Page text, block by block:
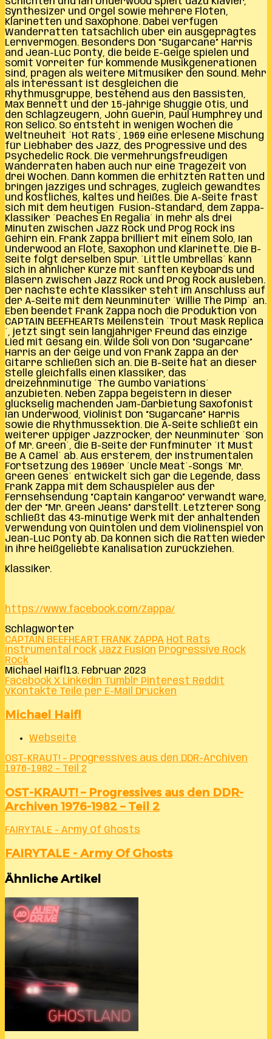
Synthesizer und Orgel sowie mehrere Flöten,
Klarinetten und Saxophone. Dabei verfügen
Wanderratten tatsächlich über ein ausgeprägtes
Lernvermögen. Besonders Don “Sugarcane” Harris
and Jean-Luc Ponty, die beide E-Geige spielen und
somit Vorreiter für kommende Musikgenerationen
sind, prägen als weitere Mitmusiker den Sound. Mehr
als interessant ist desgleichen die
Rhythmusgruppe, bestehend aus den Bassisten,
Max Bennett und der 15-jährige Shuggie Otis, und
den Schlagzeugern, John Guerin, Paul Humphrey und
Ron Selico. So entsteht in wenigen Wochen die
Weltneuheit ´Hot Rats´, 1969 eine erlesene Mischung
für Liebhaber des Jazz, des Progressive und des
Psychedelic Rock. Die vermehrungsfreudigen
Wanderraten haben auch nur eine Tragezeit von
drei Wochen. Dann kommen die erhitzten Ratten und
bringen jazziges und schräges, zugleich gewandtes
und köstliches, kaltes und heißes. Die A-Seite fräst
sich mit dem heutigen Fusion-Standard, dem Zappa-
Klassiker ´Peaches En Regalia´ in mehr als drei
Minuten zwischen Jazz Rock und Prog Rock ins
Gehirn ein. Frank Zappa brilliert mit einem Solo, Ian
Underwood an Flöte, Saxophon und Klarinette. Die B-
Seite folgt derselben Spur. ´Little Umbrellas´ kann
sich in ähnlicher Kürze mit sanften Keyboards und
Bläsern zwischen Jazz Rock und Prog Rock ausleben.
Der nächste echte Klassiker steht im Anschluss auf
der A-Seite mit dem Neunminüter ´Willie The Pimp´ an.
Eben beendet Frank Zappa noch die Produktion von
CAPTAIN BEEFHEARTs Meilenstein ´Trout Mask Replica
´, jetzt singt sein langjähriger Freund das einzige
Lied mit Gesang ein. Wilde Soli von Don “Sugarcane”
Harris an der Geige und von Frank Zappa an der
Gitarre schließen sich an. Die B-Seite hat an dieser
Stelle gleichfalls einen Klassiker, das
dreizehnminütige ´The Gumbo Variations´
anzubieten. Neben Zappa begeistern in dieser
glückselig machenden Jam-Darbietung Saxofonist
Ian Underwood, Violinist Don “Sugarcane” Harris
sowie die Rhythmussektion. Die A-Seite schließt ein
weiterer üppiger Jazzrocker, der Neunminüter ´Son
Of Mr. Green´, die B-Seite der Fünfminüter ´It Must
Be A Camel´ ab. Aus ersterem, der instrumentalen
Fortsetzung des 1969er ´Uncle Meat´-Songs ´Mr.
Green Genes´ entwickelt sich gar die Legende, dass
Frank Zappa mit dem Schauspieler aus der
Fernsehsendung “Captain Kangaroo” verwandt wäre,
der der “Mr. Green Jeans” darstellt. Letzterer Song
schließt das 43-minütige Werk mit der anhaltenden
Verwendung von Quintolen und dem Violinenspiel von
Jean-Luc Ponty ab. Da können sich die Ratten wieder
in ihre heißgeliebte Kanalisation zurückziehen.
Klassiker.
https://www.facebook.com/Zappa/
Schlagwörter
CAPTAIN BEEFHEART FRANK ZAPPA Hot Rats
instrumental rock Jazz Fusion Progressive Rock
Rock
Michael Haifl 13. Februar 2023
Facebook X LinkedIn Tumblr Pinterest Reddit
VKontakte Teile per E-Mail Drucken
Michael Haifl
Webseite
OST-KRAUT! – Progressives aus den DDR-Archiven
1976-1982 – Teil 2
OST-KRAUT! – Progressives aus den DDR-
Archiven 1976-1982 – Teil 2
FAIRYTALE - Army Of Ghosts
FAIRYTALE - Army Of Ghosts
Ähnliche Artikel